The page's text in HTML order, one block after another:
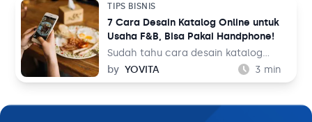
ada.
mereka pesan, tapi katalog menu
juga bisa menjadi sarana
membangun image untuk bisnis Anda.
Oleh karena itu, mendesain katalog
menu menjadi hal yang perlu
dipikirkan secara matang dan
TIPS BISNIS
7 Cara Desain Katalog Online untuk
Usaha F&B, Bisa Pakai Handphone!
Sudah tahu cara desain katalog
online? Sebagai pemilik bisnis F&B,
Anda perlu memperkenalkan
baik ke pelanggan. Sebelum
by YOVITA 3 min